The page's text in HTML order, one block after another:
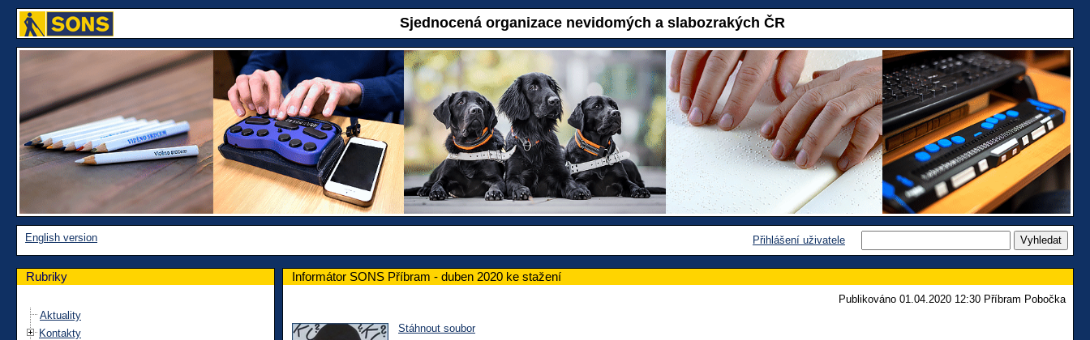
Sjednocená organizace nevidomých a slabozrakých ČR
English version Přihlášení uživatele
Rubriky
Aktuality
Kontakty
Informátor SONS Příbram - duben 2020 ke stažení
Publikováno 01.04.2020 12:30 Příbram Pobočka
Stáhnout soubor